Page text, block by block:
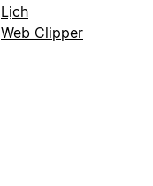
Lịch
Web Clipper